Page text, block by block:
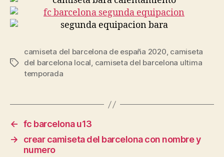
Etiquetas
camiseta del barcelona de españa 2020, camiseta
del barcelona local, camiseta del barcelona ultima
temporada
← fc barcelona u13
→
crear camiseta del barcelona con nombre y
numero